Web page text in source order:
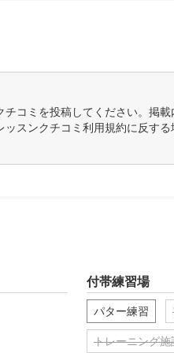
チコミを投稿してください。掲
スンクチコミ利用規約に反す
付帯練習場
パター練習
トレーニング施